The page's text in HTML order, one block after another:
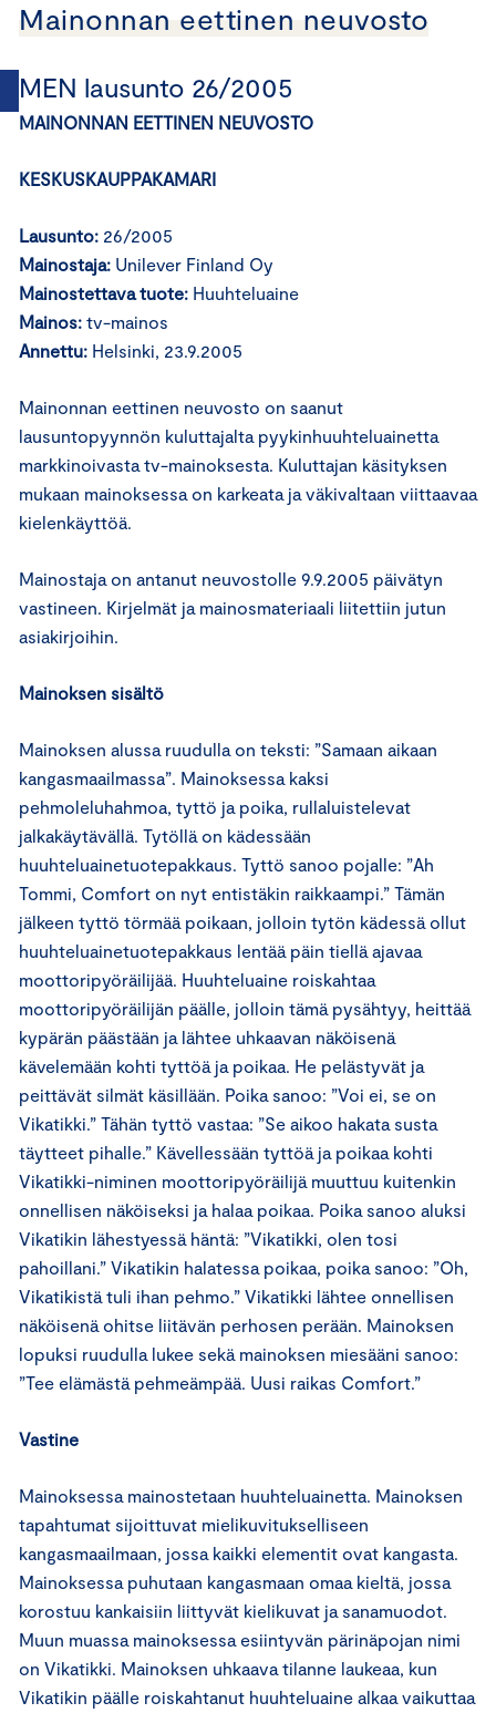
Mainonnan eettinen neuvosto
MEN lausunto 26/2005
MAINONNAN EETTINEN NEUVOSTO
KESKUSKAUPPAKAMARI
Lausunto: 26/2005
Mainostaja: Unilever Finland Oy
Mainostettava tuote: Huuhteluaine
Mainos: tv-mainos
Annettu: Helsinki, 23.9.2005
Mainonnan eettinen neuvosto on saanut
lausuntopyynnön kuluttajalta pyykinhuuhteluainetta
markkinoivasta tv-mainoksesta. Kuluttajan käsityksen
mukaan mainoksessa on karkeata ja väkivaltaan viittaavaa
kielenkäyttöä.
Mainostaja on antanut neuvostolle 9.9.2005 päivätyn
vastineen. Kirjelmät ja mainosmateriaali liitettiin jutun
asiakirjoihin.
Mainoksen sisältö
Mainoksen alussa ruudulla on teksti: ”Samaan aikaan
kangasmaailmassa”. Mainoksessa kaksi
pehmoleluhahmoa, tyttö ja poika, rullaluistelevat
jalkakäytävällä. Tytöllä on kädessään
huuhteluainetuotepakkaus. Tyttö sanoo pojalle: ”Ah
Tommi, Comfort on nyt entistäkin raikkaampi.” Tämän
jälkeen tyttö törmää poikaan, jolloin tytön kädessä ollut
huuhteluainetuotepakkaus lentää päin tiellä ajavaa
moottoripyöräilijää. Huuhteluaine roiskahtaa
moottoripyöräilijän päälle, jolloin tämä pysähtyy, heittää
kypärän päästään ja lähtee uhkaavan näköisenä
kävelemään kohti tyttöä ja poikaa. He pelästyvät ja
peittävät silmät käsillään. Poika sanoo: ”Voi ei, se on
Vikatikki.” Tähän tyttö vastaa: ”Se aikoo hakata susta
täytteet pihalle.” Kävellessään tyttöä ja poikaa kohti
Vikatikki-niminen moottoripyöräilijä muuttuu kuitenkin
onnellisen näköiseksi ja halaa poikaa. Poika sanoo aluksi
Vikatikin lähestyessä häntä: ”Vikatikki, olen tosi
pahoillani.” Vikatikin halatessa poikaa, poika sanoo: ”Oh,
Vikatikistä tuli ihan pehmo.” Vikatikki lähtee onnellisen
näköisenä ohitse liitävän perhosen perään. Mainoksen
lopuksi ruudulla lukee sekä mainoksen miesääni sanoo:
”Tee elämästä pehmeämpää. Uusi raikas Comfort.”
Vastine
Mainoksessa mainostetaan huuhteluainetta. Mainoksen
tapahtumat sijoittuvat mielikuvitukselliseen
kangasmaailmaan, jossa kaikki elementit ovat kangasta.
Mainoksessa puhutaan kangasmaan omaa kieltä, jossa
korostuu kankaisiin liittyvät kielikuvat ja sanamuodot.
Muun muassa mainoksessa esiintyvän pärinäpojan nimi
on Vikatikki. Mainoksen uhkaava tilanne laukeaa, kun
Vikatikin päälle roiskahtanut huuhteluaine alkaa vaikuttaa